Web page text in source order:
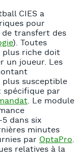
CIES a
pour
transfert des
). Toutes
plus riche doit
un joueur. Les
plus susceptible
spécifique par
. Le module
dans six
minutes
par OptaPro.
relatives à la